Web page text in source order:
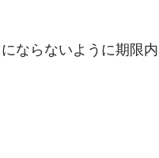
ならないように期限内